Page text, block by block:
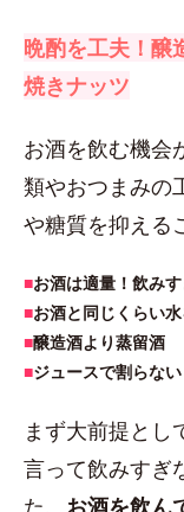
晩酌を工夫！醸
焼きナッツ
お酒を飲む機会
類やおつまみの
や糖質を抑える
■お酒は適量！飲みす
■お酒と同じくらい水
■醸造酒より蒸留酒
■ジュースで割らない
まず大前提とし
言って飲みすぎ
た、 お酒を飲ん